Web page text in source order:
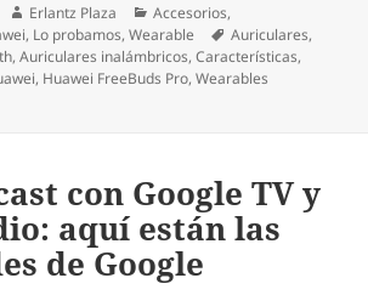
Autor
Erlantz Plaza Categorías
Accesorios,
, Lo probamos,Wearable Etiquetas
Auriculares,
,Auriculares inalámbricos,Características,
, Huawei FreeBuds Pro,Wearables
FreeBuds Pro: probamos los últimos
con Google TV y
aquí están las
de Google